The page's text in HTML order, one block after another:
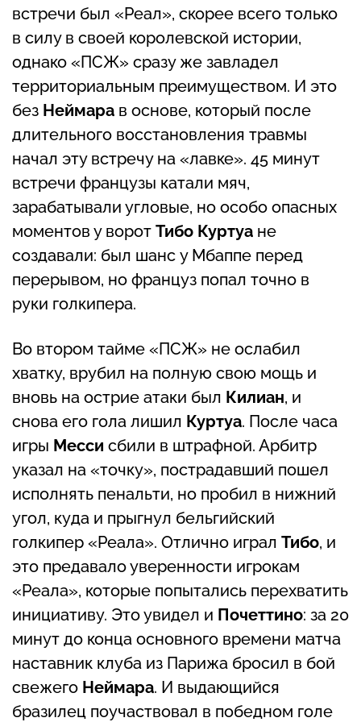
встречи был «Реал», скорее всего только
в силу в своей королевской истории,
однако «ПСЖ» сразу же завладел
территориальным преимуществом. И это
без Неймара в основе, который после
длительного восстановления травмы
начал эту встречу на «лавке». 45 минут
встречи французы катали мяч,
зарабатывали угловые, но особо опасных
моментов у ворот Тибо Куртуа не
создавали: был шанс у Мбаппе перед
перерывом, но француз попал точно в
руки голкипера.
Во втором тайме «ПСЖ» не ослабил
хватку, врубил на полную свою мощь и
вновь на острие атаки был Килиан, и
снова его гола лишил Куртуа. После часа
игры Месси сбили в штрафной. Арбитр
указал на «точку», пострадавший пошел
исполнять пенальти, но пробил в нижний
угол, куда и прыгнул бельгийский
голкипер «Реала». Отлично играл Тибо, и
это предавало уверенности игрокам
«Реала», которые попытались перехватить
инициативу. Это увидел и Почеттино: за 20
минут до конца основного времени матча
наставник клуба из Парижа бросил в бой
свежего Неймара. И выдающийся
бразилец поучаствовал в победном голе